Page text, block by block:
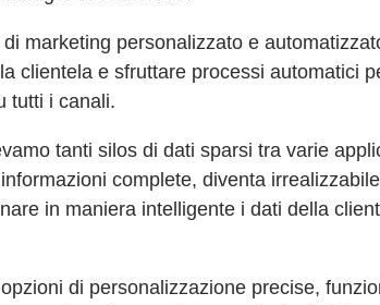
marketing personalizzato e
clientela e sfruttare processi automatici
tutti i canali.
tanti silos di dati sparsi tra varie
complete, diventa
in maniera intelligente i dati della
di personalizzazione precise,